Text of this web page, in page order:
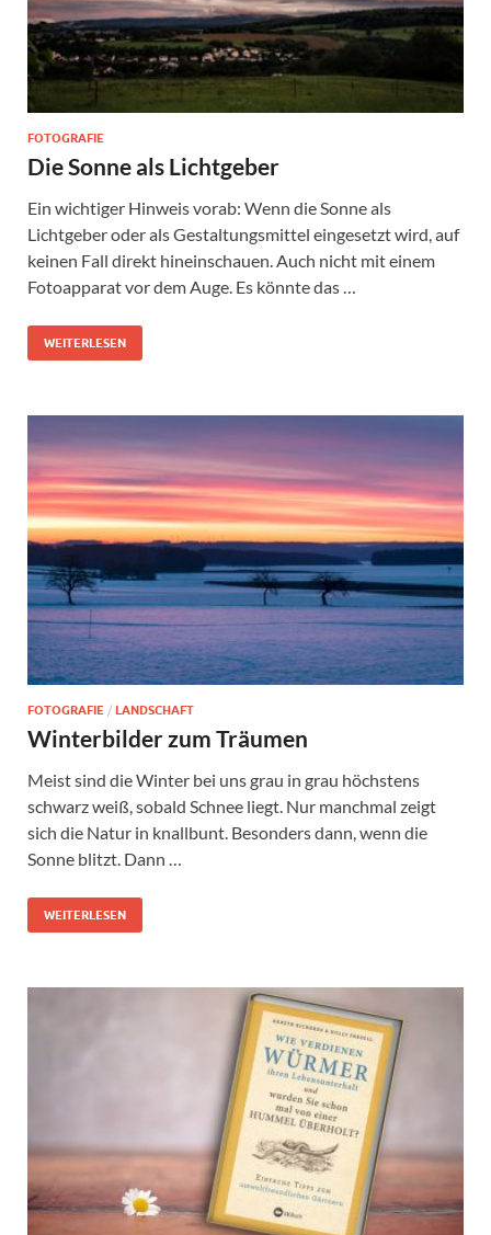
FOTOGRAFIE
Die Sonne als Lichtgeber
Ein wichtiger Hinweis vorab: Wenn die Sonne als
Lichtgeber oder als Gestaltungsmittel eingesetzt wird, auf
keinen Fall direkt hineinschauen. Auch nicht mit einem
Fotoapparat vor dem Auge. Es könnte das …
WEITERLESEN
FOTOGRAFIE / LANDSCHAFT
Winterbilder zum Träumen
Meist sind die Winter bei uns grau in grau höchstens
schwarz weiß, sobald Schnee liegt. Nur manchmal zeigt
sich die Natur in knallbunt. Besonders dann, wenn die
Sonne blitzt. Dann …
WEITERLESEN